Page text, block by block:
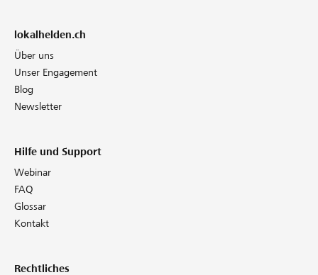
lokalhelden.ch
Über uns
Unser Engagement
Blog
Newsletter
Hilfe und Support
Webinar
FAQ
Glossar
Kontakt
Rechtliches